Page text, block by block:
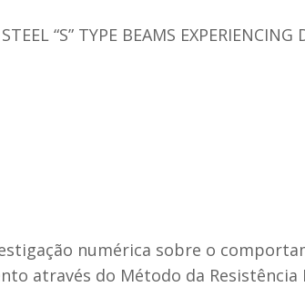
“S” TYPE BEAMS
numérica sobre o
através do Método da Resistência